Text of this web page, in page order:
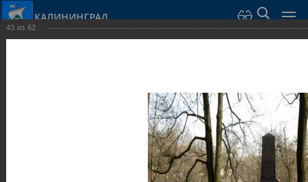
КАЛИНИНГРАД
Достопримечательности
Скульптуры и мемориалы
43 из 62